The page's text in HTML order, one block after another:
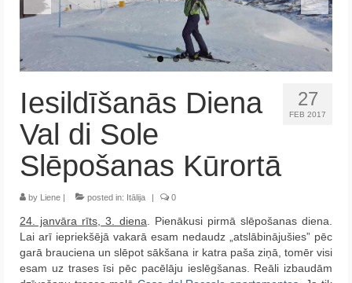
Melnkalne
Francija
Austrija
Itālija
Latvija
Indonēzija
27
FEB 2017
Iesildīšanās Diena
Val di Sole
Slēpošanas Kūrortā
by Liene posted in: Itālija 0
24. janvāra rīts, 3. diena. Pienākusi pirmā slēpošanas diena.
Lai arī iepriekšējā vakarā esam nedaudz „atslābinājušies” pēc
garā brauciena un slēpot sākšana ir katra paša ziņā, tomēr visi
esam uz trases īsi pēc pacēlāju ieslēgšanas. Reāli izbaudām